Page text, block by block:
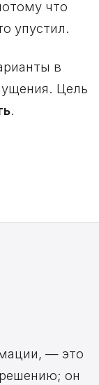
что
упустил.
в
Цель
.
— это
он